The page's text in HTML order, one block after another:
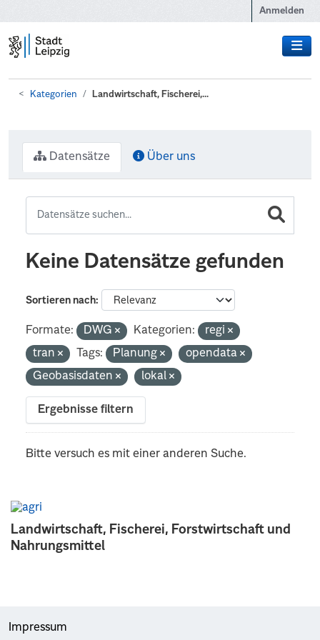
Anmelden
Kategorien Landwirtschaft, Fischerei,...
Landwirtschaft, Fischerei, Forstwirtschaft und
Nahrungsmittel
Datensätze Über uns
Keine Datensätze gefunden
Sortieren nach
Formate: DWG Kategorien:
regi
tran
Tags: Planung
opendata
Geobasisdaten
lokal
Ergebnisse filtern
Bitte versuch es mit einer anderen Suche.
Impressum